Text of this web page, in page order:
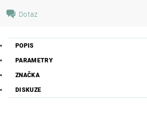
Dotaz
POPIS
PARAMETRY
ZNAČKA
DISKUZE